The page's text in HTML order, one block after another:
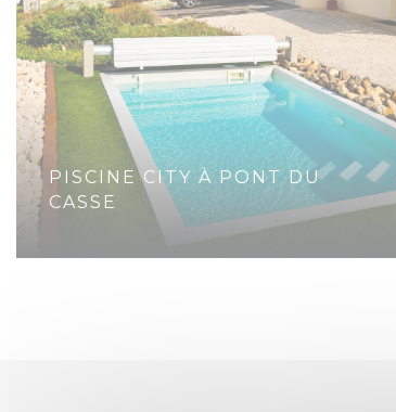
PISCINE CITY À PONT DU
CASSE